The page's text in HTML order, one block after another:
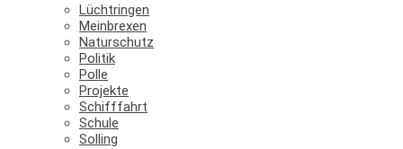
Lüchtringen
Meinbrexen
Naturschutz
Politik
Polle
Projekte
Schifffahrt
Schule
Solling